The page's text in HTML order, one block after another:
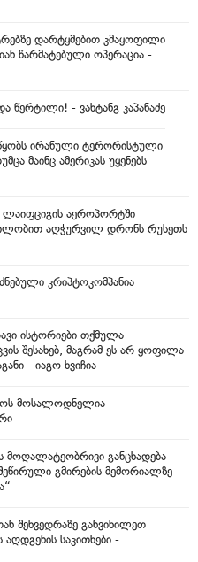
დარტყმებით კმაყოფილი
წარმატებული ოპერაცია -
წერტილი! - ვახტანგ კაპანაძე
ირანული ტერორისტული
მაინც ამერიკას უყენებს
ლაიფციგის აეროპორტში
აღჭურვილ დრონს რუსეთს
კრიპტოკომპანია
ისტორიები თქმულა
შესახებ, მაგრამ ეს არ ყოფილა
- იაგო ხვიჩია
მოსალოდნელია
მოღალატეობრივი განცხადება
გმირების მემორიალზე
შეხვედრაზე განვიხილეთ
აღდგენის საკითხები -